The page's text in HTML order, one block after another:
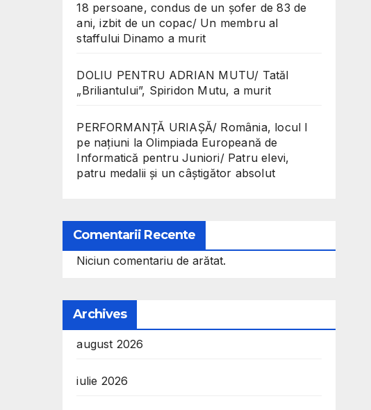
18 persoane, condus de un șofer de 83 de
ani, izbit de un copac/ Un membru al
staffului Dinamo a murit
DOLIU PENTRU ADRIAN MUTU/ Tatăl
„Briliantului”, Spiridon Mutu, a murit
PERFORMANȚĂ URIAȘĂ/ România, locul I
pe națiuni la Olimpiada Europeană de
Informatică pentru Juniori/ Patru elevi,
patru medalii și un câștigător absolut
Comentarii Recente
Niciun comentariu de arătat.
Archives
august 2026
iulie 2026